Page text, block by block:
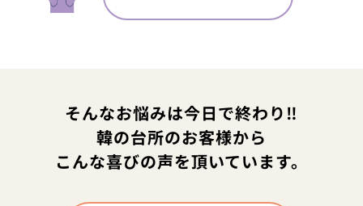
そんなお悩みは今日で終わり‼
韓の台所のお客様から
こんな喜びの声を頂いています。